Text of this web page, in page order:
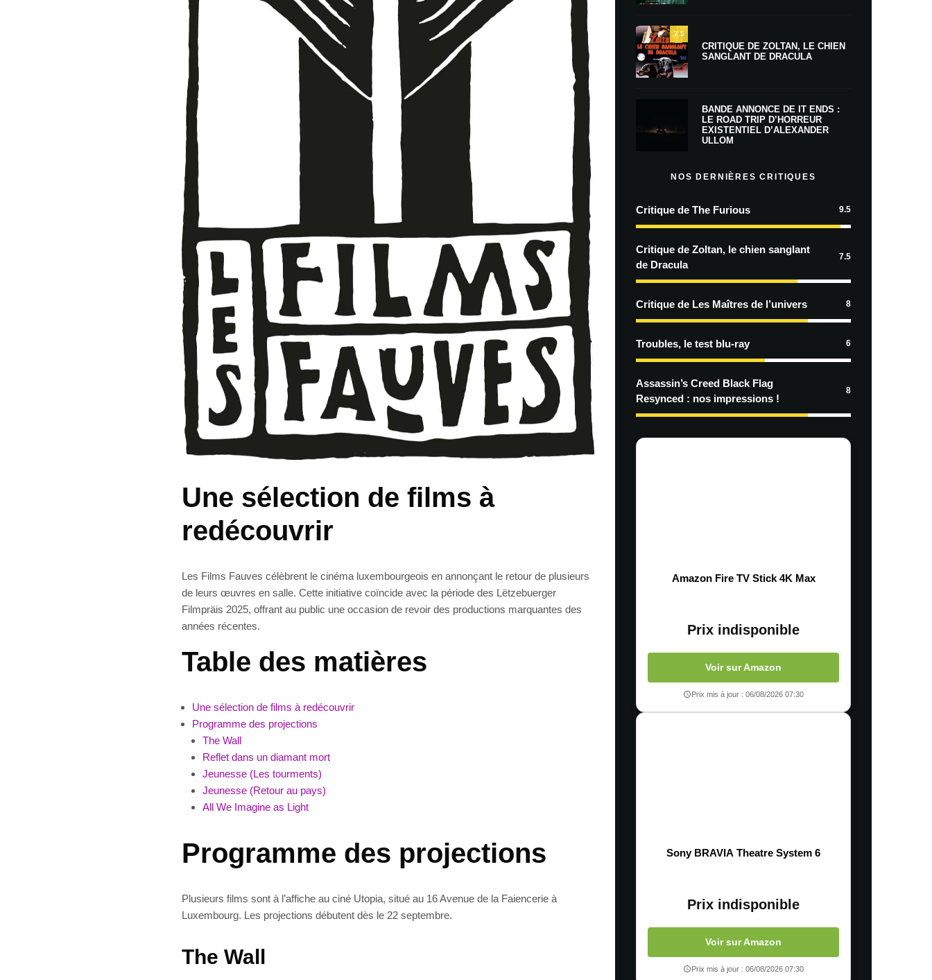
Une sélection de films à
redécouvrir
Les Films Fauves célèbrent le cinéma luxembourgeois en annonçant le retour de plusieurs
de leurs œuvres en salle. Cette initiative coïncide avec la période des Lëtzebuerger
Filmpräis 2025, offrant au public une occasion de revoir des productions marquantes des
années récentes.
Table des matières
Une sélection de films à redécouvrir
Programme des projections
The Wall
Reflet dans un diamant mort
Jeunesse (Les tourments)
Jeunesse (Retour au pays)
All We Imagine as Light
Programme des projections
Plusieurs films sont à l’affiche au ciné Utopia, situé au 16 Avenue de la Faiencerie à
Luxembourg. Les projections débutent dès le 22 septembre.
The Wall
7.5
CRITIQUE DE ZOLTAN, LE CHIEN
SANGLANT DE DRACULA
BANDE ANNONCE DE IT ENDS :
LE ROAD TRIP D’HORREUR
EXISTENTIEL D’ALEXANDER
ULLOM
NOS DERNIÈRES CRITIQUES
Critique de The Furious 9.5
Critique de Zoltan, le chien sanglant
de Dracula
7.5
Critique de Les Maîtres de l’univers 8
Troubles, le test blu-ray 6
Assassin’s Creed Black Flag
Resynced : nos impressions !
8
Amazon Fire TV Stick 4K Max
Prix indisponible
Voir sur Amazon
Prix mis à jour : 06/08/2026 07:30
Sony BRAVIA Theatre System 6
Prix indisponible
Voir sur Amazon
Prix mis à jour : 06/08/2026 07:30